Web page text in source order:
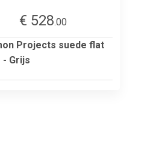
€ 528.00
Projects suede flat
- Grijs